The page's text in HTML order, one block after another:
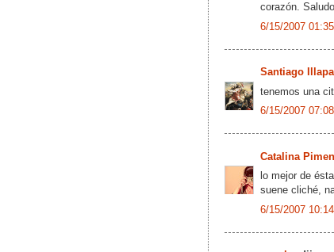
corazón.
6/15/2007
Santiago Illapa
tenemos una
6/15/2007
Catalina
lo mejor de
suene cliché,
6/15/2007